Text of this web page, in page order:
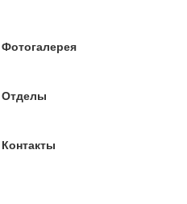
Фотогалерея
Отделы
Контакты